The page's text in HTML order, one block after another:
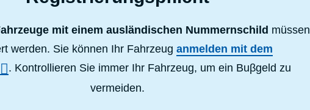
mit einem ausländischen Nummernschild müssen
werden. Sie können Ihr Fahrzeug anmelden mit dem
. Kontrollieren Sie immer Ihr Fahrzeug, um ein Buβgeld zu
vermeiden.